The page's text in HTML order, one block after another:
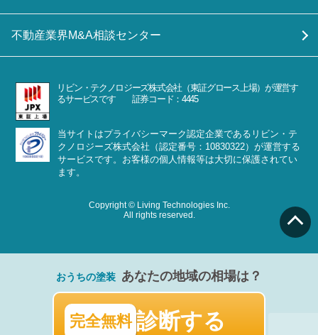
不動産業界M&A相談センター
リビン・テクノロジーズ株式会社（東証グロース上場）が運営す
るサービスです 証券コード：4445
当サイトはプライバシーマーク認定企業であるリビン・テ
クノロジーズ株式会社（認定番号：10830322）が運営する
サービスです。お客様の個人情報等は大切に保護されてい
ます。
Copyright © Living Technologies Inc.
All rights reserved.
おうちの塗装 あなたの地域の相場は？
完全無料 診断する